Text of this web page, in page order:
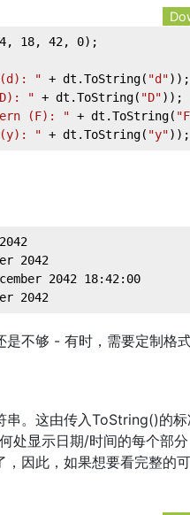
, 18, 42, 0);
(d): " + dt.ToString( "d"
" + dt.ToString( "D"));
(F): " + dt.ToString(
(y): " + dt.ToString( "y"));
2042
2042 18:42:00
2042
不够 - 有时，需要定制格式
。这由传入ToString()的
处显示日期/时间的每个部
因此，如果想要看完整的